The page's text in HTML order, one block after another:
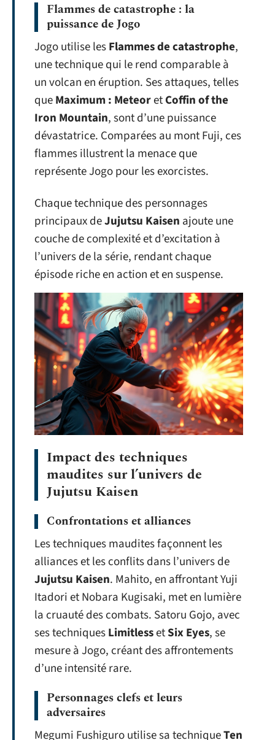
Flammes de catastrophe : la
puissance de Jogo
Jogo utilise lesFlammes de catastrophe,
une technique qui le rend comparable à
un volcan en éruption. Ses attaques, telles
queMaximum : MeteoretCoffin of the
Iron Mountain, sont d’une puissance
dévastatrice. Comparées au mont Fuji, ces
flammes illustrent la menace que
représente Jogo pour les exorcistes.
Chaque technique des personnages
principaux deJujutsu Kaisen ajoute une
couche de complexité et d’excitation à
l’univers de la série, rendant chaque
épisode riche en action et en suspense.
Impact des techniques
maudites sur l’univers de
Jujutsu Kaisen
Confrontations et alliances
Les techniques maudites façonnent les
alliances et les conflits dans l’univers de
Jujutsu Kaisen. Mahito, en affrontant Yuji
Itadori et Nobara Kugisaki, met en lumière
la cruauté des combats. Satoru Gojo, avec
ses techniquesLimitlessetSix Eyes, se
mesure à Jogo, créant des affrontements
d’une intensité rare.
Personnages clefs et leurs
adversaires
Megumi Fushiguro utilise sa techniqueTen